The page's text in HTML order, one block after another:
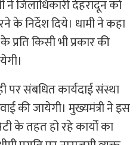
जिलाधिकारी देहरादून को
के निर्देश दिये। धामी ने कहा
प्रति किसी भी प्रकार की
पर संबधित कार्यदाई संस्था
की जायेगी। मुख्यमंत्री ने इस
के तहत हो रहे कार्यों का